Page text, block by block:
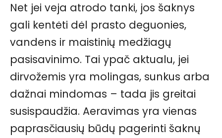
Net jei veja atrodo tanki, jos šaknys
gali kentėti dėl prasto deguonies,
vandens ir maistinių medžiagų
pasisavinimo. Tai ypač aktualu, jei
dirvožemis yra molingas, sunkus arba
dažnai mindomas – tada jis greitai
susispaudžia. Aeravimas yra vienas
paprasčiausių būdų pagerinti šaknų